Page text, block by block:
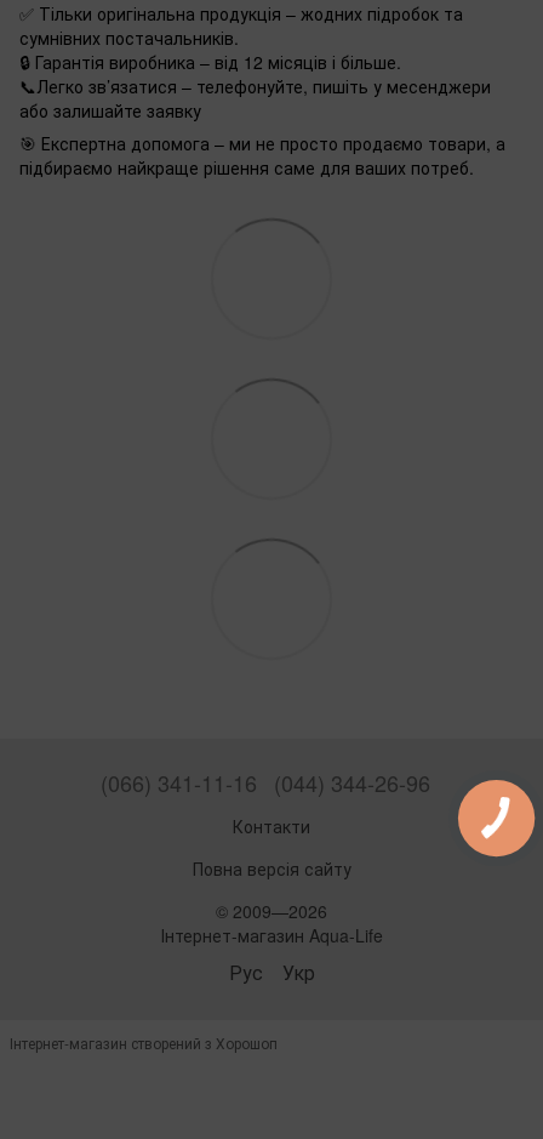
✅ Тільки оригінальна продукція – жодних підробок та
сумнівних постачальників.
🔒 Гарантія виробника – від 12 місяців і більше.
📞Легко зв’язатися – телефонуйте, пишіть у месенджери
або залишайте заявку
🎯 Експертна допомога – ми не просто продаємо товари, а
підбираємо найкраще рішення саме для ваших потреб.
(066) 341-11-16 (044) 344-26-96
Контакти
Повна версія сайту
© 2009—2026
Інтернет-магазин Aqua-Life
Рус Укр
Інтернет-магазин створений з Хорошоп